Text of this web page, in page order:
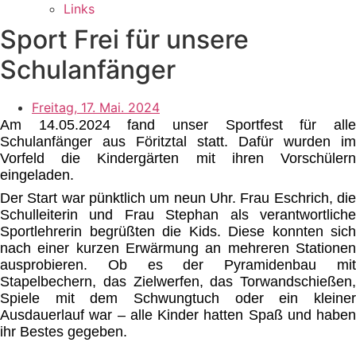
Links
Sport Frei für unsere
Schulanfänger
Freitag, 17. Mai. 2024
Am 14.05.2024 fand unser Sportfest für alle
Schulanfänger aus Föritztal statt. Dafür wurden im
Vorfeld die Kindergärten mit ihren Vorschülern
eingeladen.
Der Start war pünktlich um neun Uhr. Frau Eschrich, die
Schulleiterin und Frau Stephan als verantwortliche
Sportlehrerin begrüßten die Kids. Diese konnten sich
nach einer kurzen Erwärmung an mehreren Stationen
ausprobieren. Ob es der Pyramidenbau mit
Stapelbechern, das Zielwerfen, das Torwandschießen,
Spiele mit dem Schwungtuch oder ein kleiner
Ausdauerlauf war – alle Kinder hatten Spaß und haben
ihr Bestes gegeben.